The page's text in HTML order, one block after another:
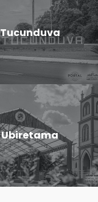
Tucunduva
Ubiretama